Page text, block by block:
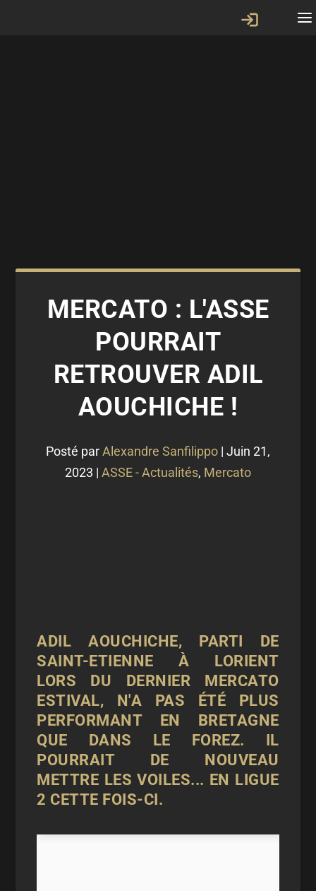
MERCATO : L'ASSE
POURRAIT
RETROUVER ADIL
AOUCHICHE !
Posté parAlexandre Sanfilippo | Juin 21,
2023 | ASSE - Actualités, Mercato
ADIL AOUCHICHE, PARTI DE
SAINT-ETIENNE À LORIENT
LORS DU DERNIER MERCATO
ESTIVAL, N'A PAS ÉTÉ PLUS
PERFORMANT EN BRETAGNE
QUE DANS LE FOREZ. IL
POURRAIT DE NOUVEAU
METTRE LES VOILES... EN LIGUE
2 CETTE FOIS-CI.